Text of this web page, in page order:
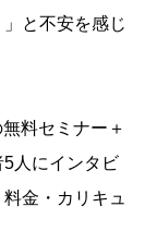
と不安を感じ
料セミナー＋
人にインタビ
金・カリキュ